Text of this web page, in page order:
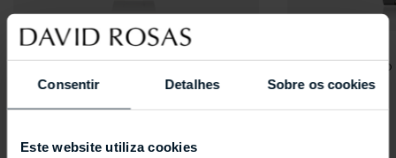
Consentir Detalhes Sobre os cookies
Este website utiliza cookies
BELL & ROSS
BR-05 36 MM Blue Diamond
Eagle Diamonds
BR-05 Chrono